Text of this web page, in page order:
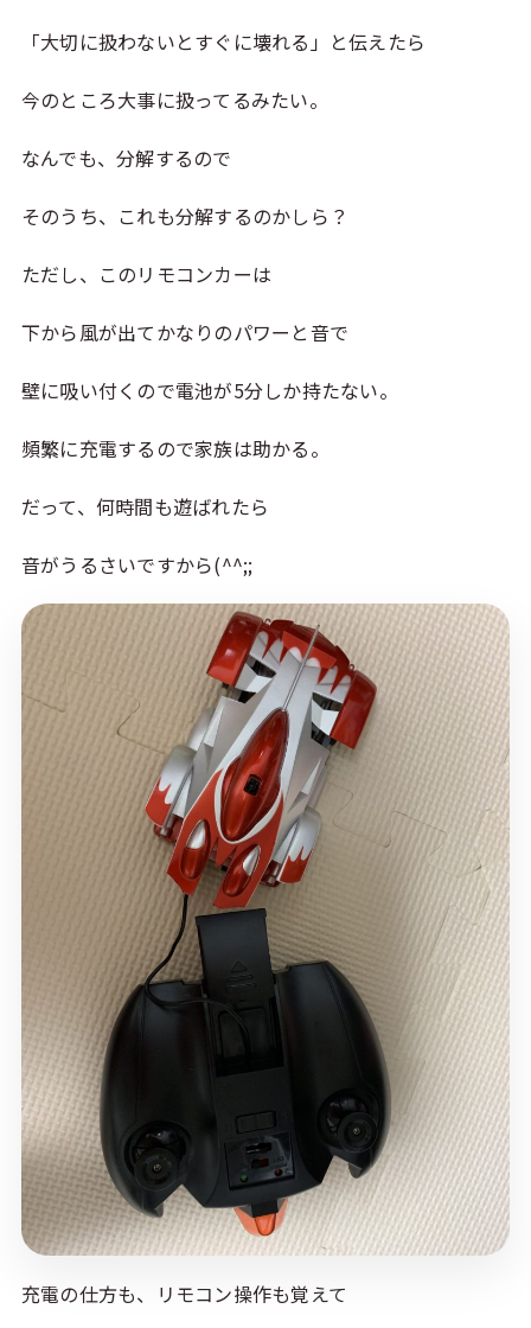
「大切に扱わないとすぐに壊れる」と伝えたら
今のところ大事に扱ってるみたい。
なんでも、分解するので
そのうち、これも分解するのかしら？
ただし、このリモコンカーは
下から風が出てかなりのパワーと音で
壁に吸い付くので電池が5分しか持たない。
頻繁に充電するので家族は助かる。
だって、何時間も遊ばれたら
音がうるさいですから(^^;;
充電の仕方も、リモコン操作も覚えて